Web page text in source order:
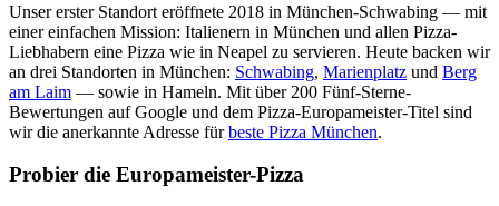
Unser erster Standort eröffnete 2018 in München-Schwabing — mit
einer einfachen Mission: Italienern in München und allen Pizza-
Liebhabern eine Pizza wie in Neapel zu servieren. Heute backen wir
an drei Standorten in München: Schwabing, Marienplatz und Berg
am Laim — sowie in Hameln. Mit über 200 Fünf-Sterne-
Bewertungen auf Google und dem Pizza-Europameister-Titel sind
wir die anerkannte Adresse für beste Pizza München.
Probier die Europameister-Pizza